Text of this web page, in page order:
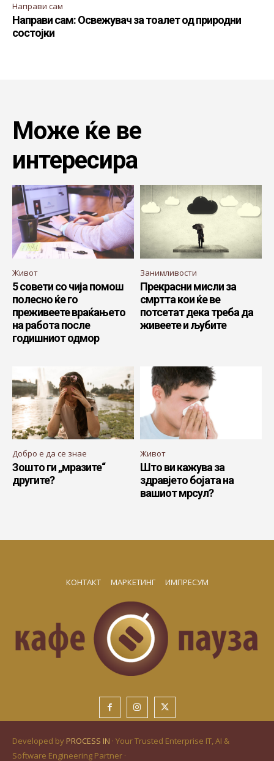
Направи сам
Направи сам: Освежувач за тоалет од природни
состојки
Може ќе ве
интересира
Живот
5 совети со чија помош
полесно ќе го
преживеете враќањето
на работа после
годишниот одмор
Занимливости
Прекрасни мисли за
смртта кои ќе ве
потсетат дека треба да
живеете и љубите
Добро е да се знае
Зошто ги „мразите“
другите?
Живот
Што ви кажува за
здравјето бојата на
вашиот мрсул?
КОНТАКТ МАРКЕТИНГ ИМПРЕСУМ
Developed by PROCESS IN · Your Trusted Enterprise IT, AI &
Software Engineering Partner ·